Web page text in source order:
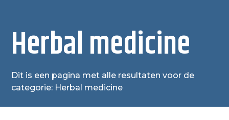
Herbal medicine
Dit is een pagina met alle resultaten voor de
categorie: Herbal medicine